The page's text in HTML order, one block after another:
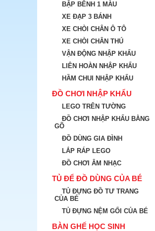
BẬP BÊNH 1 MÀU
XE ĐẠP 3 BÁNH
XE CHÒI CHÂN Ô TÔ
XE CHÒI CHÂN THÚ
VẬN ĐỘNG NHẬP KHẨU
LIÊN HOÀN NHẬP KHẨU
HẦM CHUI NHẬP KHẨU
ĐỒ CHƠI NHẬP KHẨU
LEGO TRÊN TƯỜNG
ĐỒ CHƠI NHẬP KHẨU BẰNG
GÕ
ĐỒ DÙNG GIA ĐÌNH
LẮP RÁP LEGO
ĐỒ CHƠI ÂM NHẠC
TỦ ĐỂ ĐỒ DÙNG CỦA BÉ
TỦ ĐỰNG ĐỒ TƯ TRANG
CỦA BÉ
TỦ ĐỰNG NỆM GỐI CỦA BÉ
BÀN GHẾ HỌC SINH